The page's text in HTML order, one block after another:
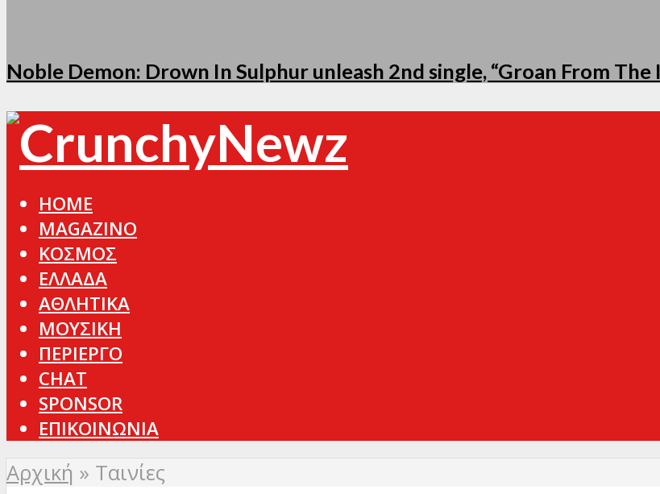
Noble Demon: Drown In Sulphur unleash 2nd single, “Groan From The
HOME
MAGAZINO
ΚΟΣΜΟΣ
ΕΛΛΑΔΑ
ΑΘΛΗΤΙΚΑ
ΜΟΥΣΙΚΗ
ΠΕΡΙΕΡΓΟ
CHAT
SPONSOR
ΕΠΙΚΟΙΝΩΝΙΑ
Αρχική » Ταινίες